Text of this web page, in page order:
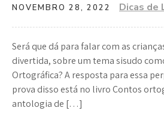
NOVEMBRO 28, 2022 Dicas de
Será que dá para falar com as
divertida, sobre um tema sisudo
Ortográfica? A resposta para essa
prova disso está no livro Contos
antologia de […]